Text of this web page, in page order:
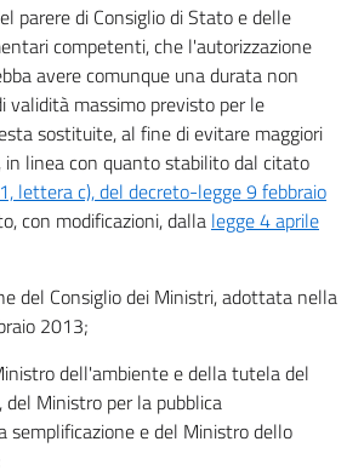
parere di Consiglio di Stato e delle
competenti, che l'autorizzazione
avere comunque una durata non
validità massimo previsto per le
sostituite, al fine di evitare maggiori
in linea con quanto stabilito dal citato
lettera c), del decreto-legge 9 febbraio
con modificazioni, dalla legge 4 aprile
del Consiglio dei Ministri, adottata nella
2013;
dell'ambiente e della tutela del
Ministro per la pubblica
semplificazione e del Ministro dello